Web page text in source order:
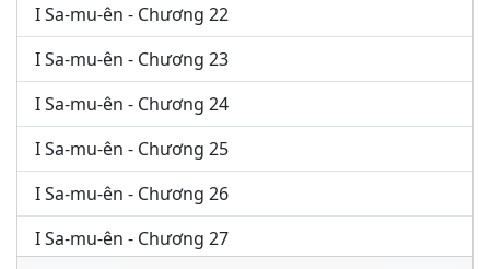
I Sa-mu-ên - Chương 22
I Sa-mu-ên - Chương 23
I Sa-mu-ên - Chương 24
I Sa-mu-ên - Chương 25
I Sa-mu-ên - Chương 26
I Sa-mu-ên - Chương 27